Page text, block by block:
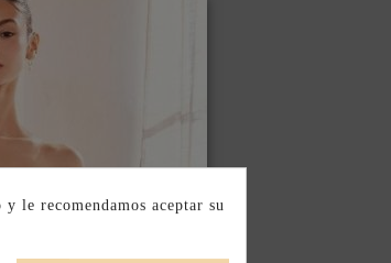
le recomendamos aceptar su